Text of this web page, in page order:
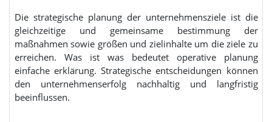
Die strategische planung der unternehmensziele ist die
gleichzeitige und gemeinsame bestimmung der
maßnahmen sowie größen und zielinhalte um die ziele zu
erreichen. Was ist was bedeutet operative planung
einfache erklärung. Strategische entscheidungen können
den unternehmenserfolg nachhaltig und langfristig
beeinflussen.